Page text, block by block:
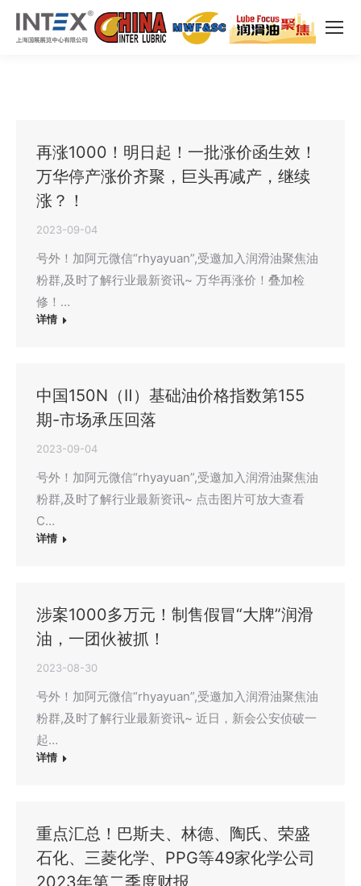
再涨1000！明日起！一批涨价函生效！
万华停产涨价齐聚，巨头再减产，继续
涨？！
2023-09-04
号外！加阿元微信“rhyayuan”,受邀加入润滑油聚焦油
粉群,及时了解行业最新资讯~ 万华再涨价！叠加检
修！…
详情
中国150N（Ⅱ）基础油价格指数第155
期-市场承压回落
2023-09-04
号外！加阿元微信“rhyayuan”,受邀加入润滑油聚焦油
粉群,及时了解行业最新资讯~ 点击图片可放大查看
C…
详情
涉案1000多万元！制售假冒“大牌”润滑
油，一团伙被抓！
2023-08-30
号外！加阿元微信“rhyayuan”,受邀加入润滑油聚焦油
粉群,及时了解行业最新资讯~ 近日，新会公安侦破一
起…
详情
重点汇总！巴斯夫、林德、陶氏、荣盛
石化、三菱化学、PPG等49家化学公司
2023年第二季度财报